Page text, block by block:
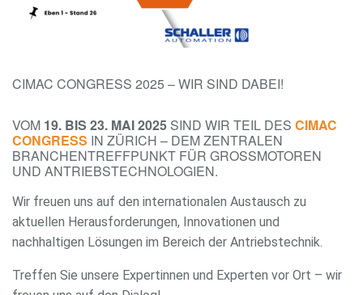
E-Mail
CIMAC CONGRESS 2025 – WIR SIND DABEI!
VOM 19. BIS 23. MAI 2025 SIND WIR TEIL DES CIMAC
CONGRESS IN ZÜRICH – DEM ZENTRALEN
BRANCHENTREFFPUNKT FÜR GROSSMOTOREN U
ND ANTRIEBSTECHNOLOGIEN.
Wir freuen uns auf den internationalen Austausch zu
aktuellen Herausforderungen, Innovationen und
nachhaltigen Lösungen im Bereich der Antriebstechnik.
Treffen Sie unsere Expertinnen und Experten vor Ort – wir